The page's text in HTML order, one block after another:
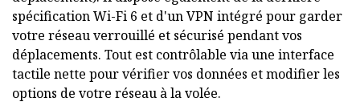
spécification Wi-Fi 6 et d'un VPN intégré pour garder
votre réseau verrouillé et sécurisé pendant vos
déplacements. Tout est contrôlable via une interface
tactile nette pour vérifier vos données et modifier les
options de votre réseau à la volée.